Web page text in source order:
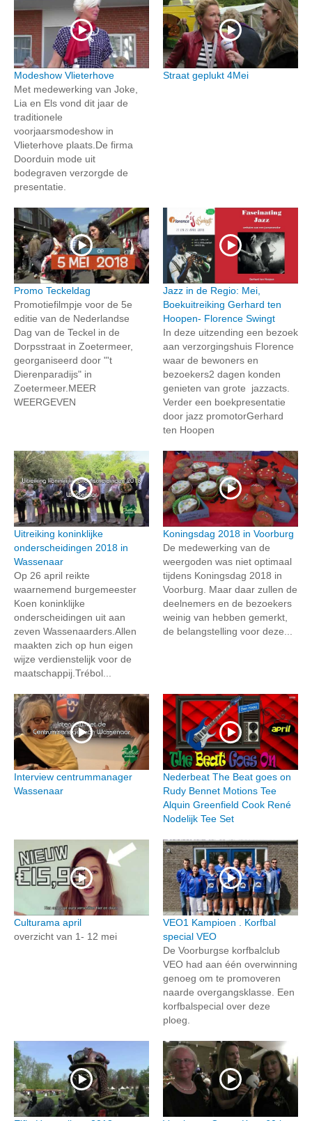
Modeshow Vlieterhove
Met medewerking van Joke,
Lia en Els vond dit jaar de
traditionele
voorjaarsmodeshow in
Vlieterhove plaats.De firma
Doorduin mode uit
bodegraven verzorgde de
presentatie.
Straat geplukt 4Mei
Promo Teckeldag
Promotiefilmpje voor de 5e
editie van de Nederlandse
Dag van de Teckel in de
Dorpsstraat in Zoetermeer,
georganiseerd door "'t
Dierenparadijs" in
Zoetermeer.MEER
WEERGEVEN
Jazz in de Regio: Mei,
Boekuitreiking Gerhard ten
Hoopen- Florence Swingt
In deze uitzending een bezoek
aan verzorgingshuis Florence
waar de bewoners en
bezoekers2 dagen konden
genieten van grote jazzacts.
Verder een boekpresentatie
door jazz promotorGerhard
ten Hoopen
Uitreiking koninklijke
onderscheidingen 2018 in
Wassenaar
Op 26 april reikte
waarnemend burgemeester
Koen koninklijke
onderscheidingen uit aan
zeven Wassenaarders.Allen
maakten zich op hun eigen
wijze verdienstelijk voor de
maatschappij.Trébol...
Koningsdag 2018 in Voorburg
De medewerking van de
weergoden was niet optimaal
tijdens Koningsdag 2018 in
Voorburg. Maar daar zullen de
deelnemers en de bezoekers
weinig van hebben gemerkt,
de belangstelling voor deze...
Interview centrummanager
Wassenaar
Nederbeat The Beat goes on
Rudy Bennet Motions Tee
Alquin Greenfield Cook René
Nodelijk Tee Set
Culturama april
overzicht van 1- 12 mei
VEO1 Kampioen . Korfbal
special VEO
De Voorburgse korfbalclub
VEO had aan één overwinning
genoeg om te promoveren
naarde overgangsklasse. Een
korfbalspecial over deze
ploeg.